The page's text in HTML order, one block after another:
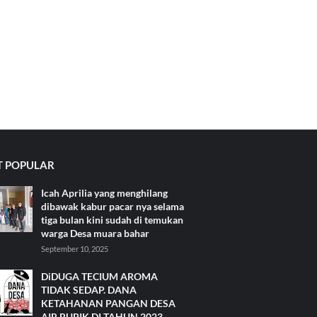
POPULAR
Icah Aprilia yang menghilang
dibawak kabur pacar nya selama
tiga bulan kini sudah di temukan
warga Desa muara bahar
September 10, 2025
DiDUGA TECIUM AROMA
TIDAK SEDAP. DANA
KETAHANAN PANGAN DESA